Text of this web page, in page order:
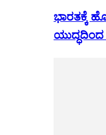
ಭಾರತಕ್ಕೆ
ಯುದ್ಧದಿಂದ